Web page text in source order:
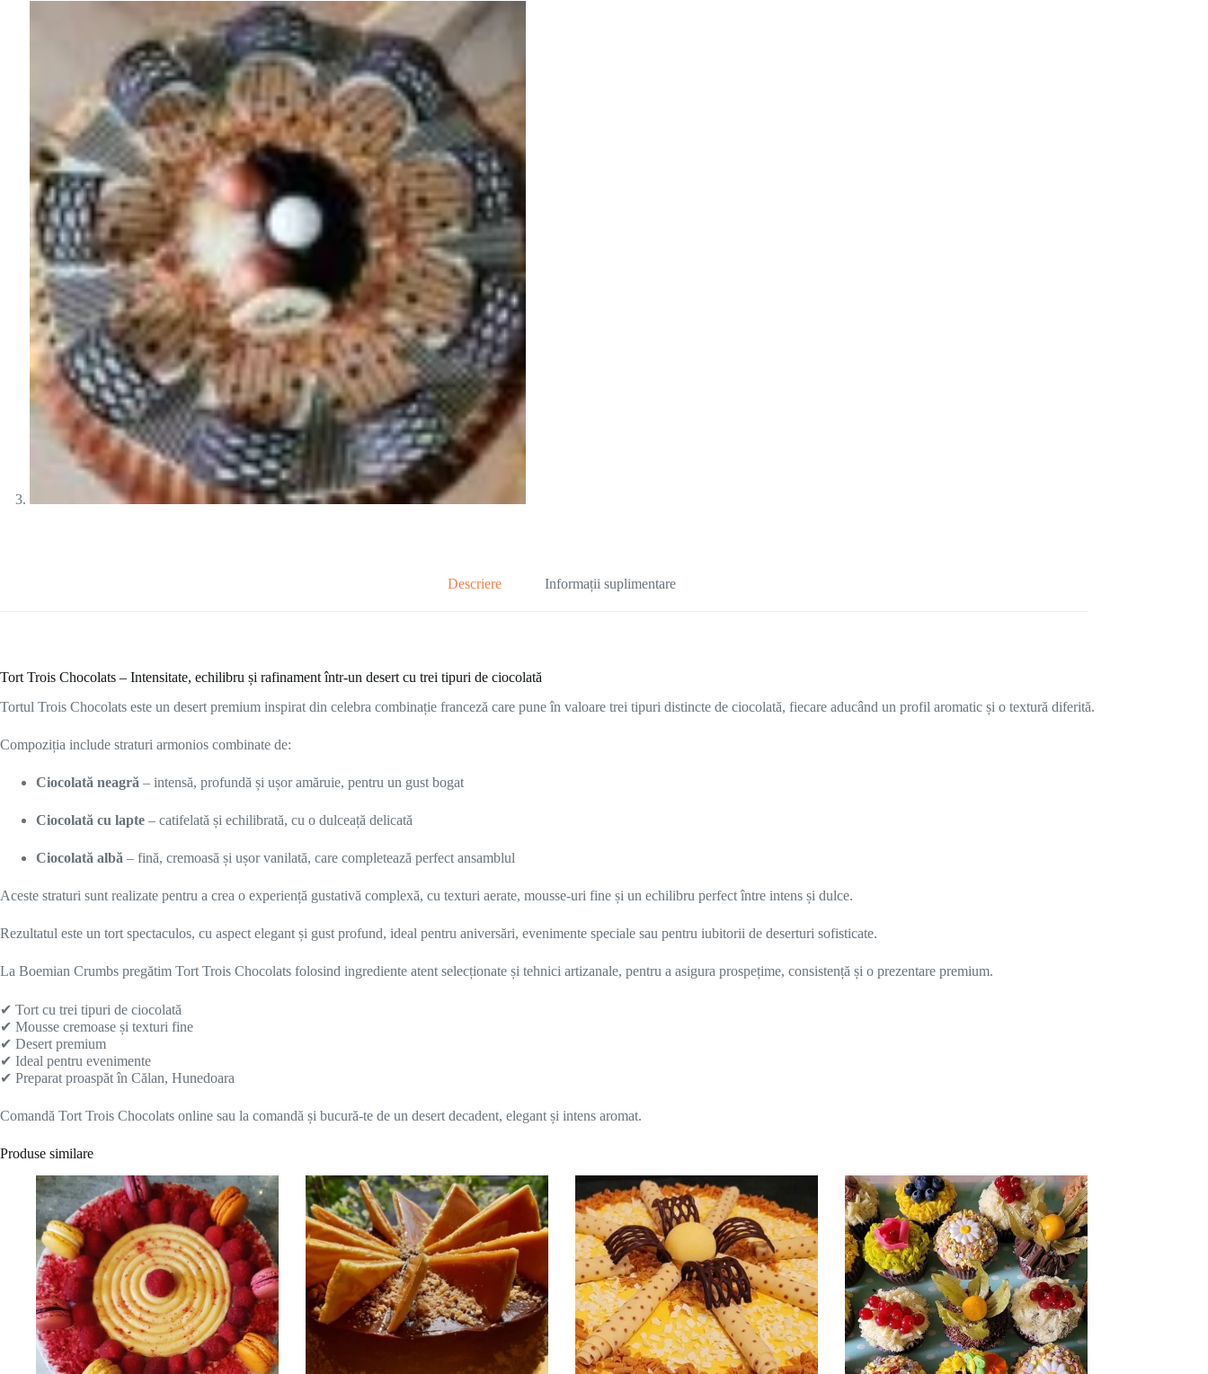
Descriere Informații suplimentare
Tort Trois Chocolats – Intensitate, echilibru și rafinament într-un desert cu trei tipuri de ciocolată
Tortul Trois Chocolats este un desert premium inspirat din celebra combinație franceză care pune în valoare trei tipuri distincte de ciocolată, fiecare aducând un profil aromatic și o textură diferită.
Compoziția include straturi armonios combinate de:
Ciocolată neagră – intensă, profundă și ușor amăruie, pentru un gust bogat
Ciocolată cu lapte – catifelată și echilibrată, cu o dulceață delicată
Ciocolată albă – fină, cremoasă și ușor vanilată, care completează perfect ansamblul
Aceste straturi sunt realizate pentru a crea o experiență gustativă complexă, cu texturi aerate, mousse-uri fine și un echilibru perfect între intens și dulce.
Rezultatul este un tort spectaculos, cu aspect elegant și gust profund, ideal pentru aniversări, evenimente speciale sau pentru iubitorii de deserturi sofisticate.
La Boemian Crumbs pregătim Tort Trois Chocolats folosind ingrediente atent selecționate și tehnici artizanale, pentru a asigura prospețime, consistență și o prezentare premium.
✔ Tort cu trei tipuri de ciocolată
✔ Mousse cremoase și texturi fine
✔ Desert premium
✔ Ideal pentru evenimente
✔ Preparat proaspăt în Călan, Hunedoara
Comandă Tort Trois Chocolats online sau la comandă și bucură-te de un desert decadent, elegant și intens aromat.
Produse similare